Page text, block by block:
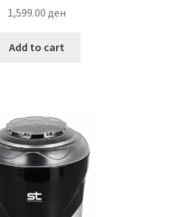
1,599.00 ден
Add to cart